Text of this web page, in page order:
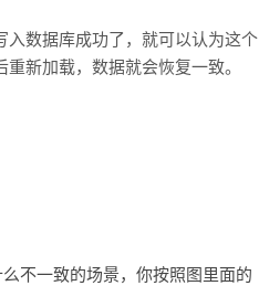
数据库成功了，就可以认为这个
新加载，数据就会恢复一致。
不一致的场景，你按照图里面的